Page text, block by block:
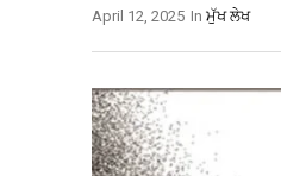
In ਮੁੱਖ ਲੇਖ
April 12, 2025